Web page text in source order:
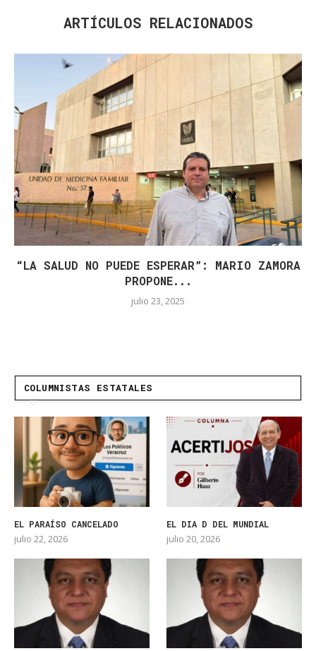
ARTÍCULOS RELACIONADOS
“LA SALUD NO PUEDE ESPERAR”: MARIO ZAMORA
PROPONE...
julio 23, 2025
COLUMNISTAS ESTATALES
EL PARAÍSO CANCELADO
julio 22, 2026
EL DIA D DEL MUNDIAL
julio 20, 2026